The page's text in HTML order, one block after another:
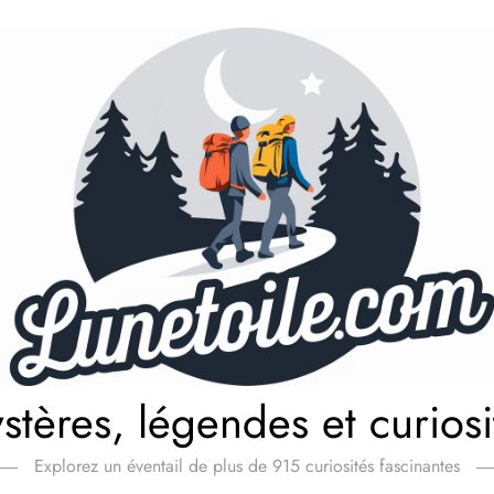
légendes et
Explorez un éventail de plus de 915 curiosités fascinantes